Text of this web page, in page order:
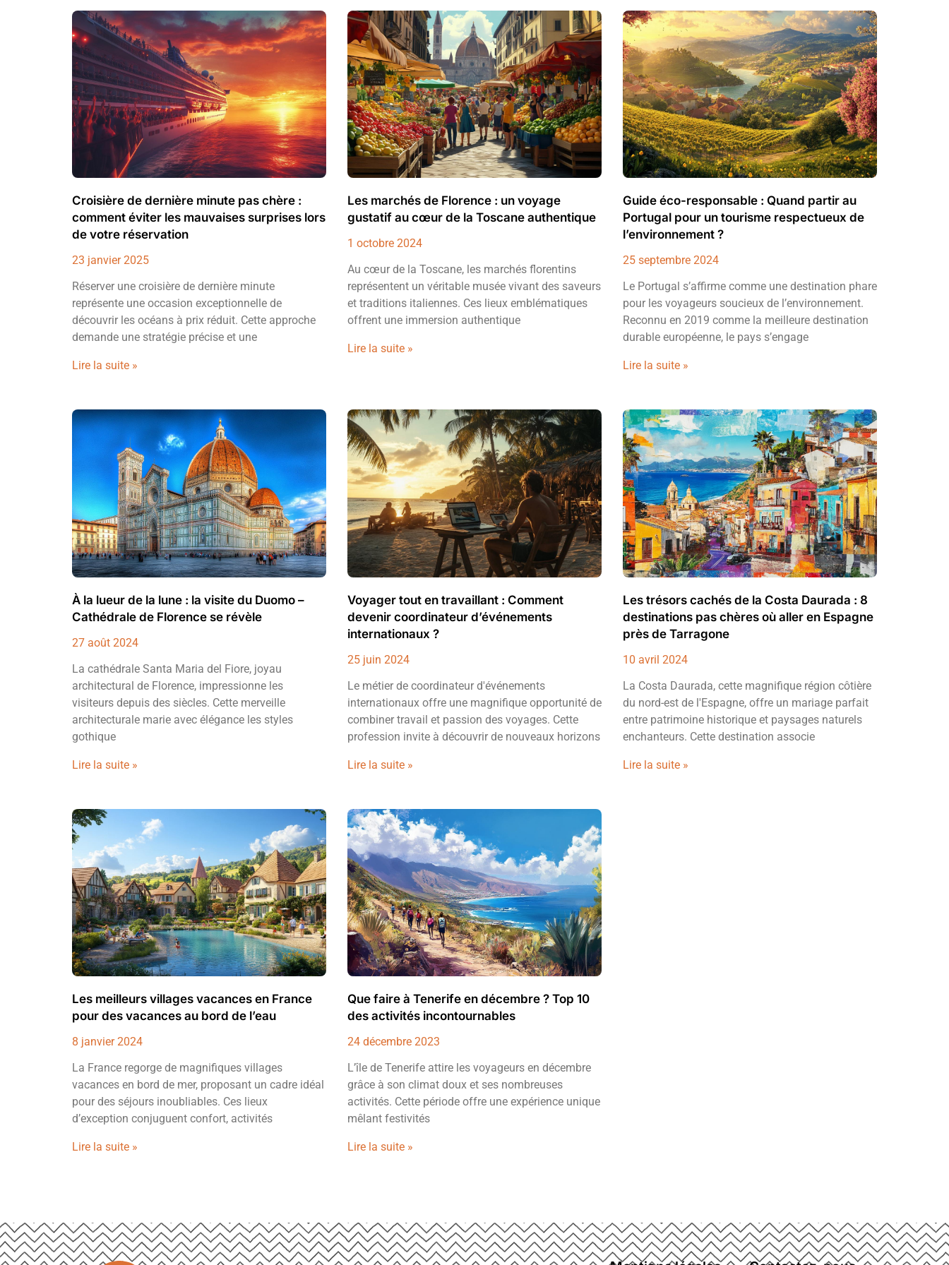
Croisière de dernière minute pas chère :
comment éviter les mauvaises surprises lors
de votre réservation
23 janvier 2025
Réserver une croisière de dernière minute
représente une occasion exceptionnelle de
découvrir les océans à prix réduit. Cette approche
demande une stratégie précise et une
Lire la suite »
Les marchés de Florence : un voyage
gustatif au cœur de la Toscane authentique
1 octobre 2024
Au cœur de la Toscane, les marchés florentins
représentent un véritable musée vivant des saveurs
et traditions italiennes. Ces lieux emblématiques
offrent une immersion authentique
Lire la suite »
Guide éco-responsable : Quand partir au
Portugal pour un tourisme respectueux de
l’environnement ?
25 septembre 2024
Le Portugal s’affirme comme une destination phare
pour les voyageurs soucieux de l’environnement.
Reconnu en 2019 comme la meilleure destination
durable européenne, le pays s’engage
Lire la suite »
À la lueur de la lune : la visite du Duomo –
Cathédrale de Florence se révèle
27 août 2024
La cathédrale Santa Maria del Fiore, joyau
architectural de Florence, impressionne les
visiteurs depuis des siècles. Cette merveille
architecturale marie avec élégance les styles
gothique
Lire la suite »
Voyager tout en travaillant : Comment
devenir coordinateur d’événements
internationaux ?
25 juin 2024
Le métier de coordinateur d'événements
internationaux offre une magnifique opportunité de
combiner travail et passion des voyages. Cette
profession invite à découvrir de nouveaux horizons
Lire la suite »
Les trésors cachés de la Costa Daurada : 8
destinations pas chères où aller en Espagne
près de Tarragone
10 avril 2024
La Costa Daurada, cette magnifique région côtière
du nord-est de l'Espagne, offre un mariage parfait
entre patrimoine historique et paysages naturels
enchanteurs. Cette destination associe
Lire la suite »
Les meilleurs villages vacances en France
pour des vacances au bord de l’eau
8 janvier 2024
La France regorge de magnifiques villages
vacances en bord de mer, proposant un cadre idéal
pour des séjours inoubliables. Ces lieux
d’exception conjuguent confort, activités
Lire la suite »
Que faire à Tenerife en décembre ? Top 10
des activités incontournables
24 décembre 2023
L’île de Tenerife attire les voyageurs en décembre
grâce à son climat doux et ses nombreuses
activités. Cette période offre une expérience unique
mêlant festivités
Lire la suite »